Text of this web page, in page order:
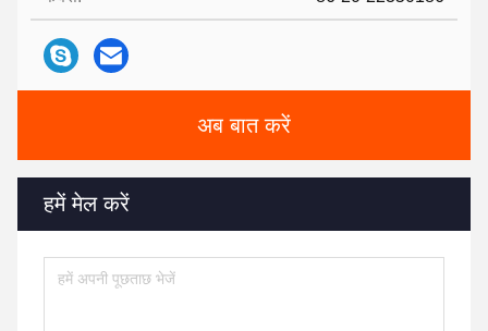
अब बात करें
हमें मेल करें